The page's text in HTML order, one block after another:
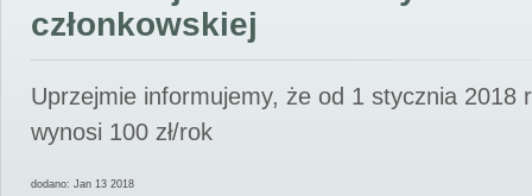
członkowskiej
Uprzejmie informujemy, że od 1 stycznia 2018
wynosi 100 zł/rok
dodano: Jan 13 2018